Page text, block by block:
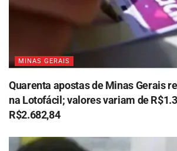
MINAS GERAIS
Quarenta apostas de Minas Gerais
na Lotofácil; valores variam de
R$2.682,84